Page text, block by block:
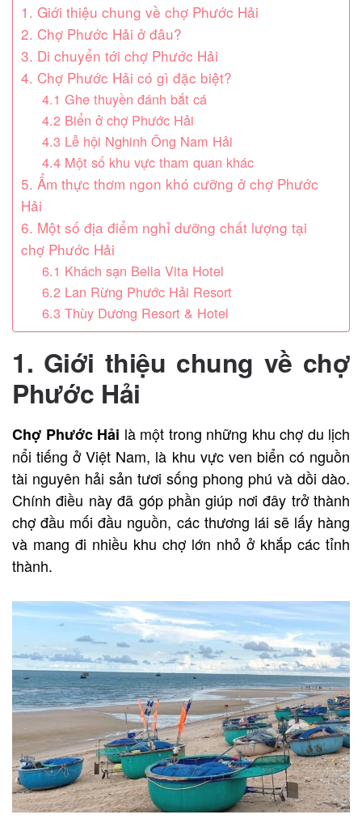
1. Giới thiệu chung về chợ Phước Hải
2. Chợ Phước Hải ở đâu?
3. Di chuyển tới chợ Phước Hải
4. Chợ Phước Hải có gì đặc biệt?
4.1 Ghe thuyền đánh bắt cá
4.2 Biển ở chợ Phước Hải
4.3 Lễ hội Nghinh Ông Nam Hải
4.4 Một số khu vực tham quan khác
5. Ẩm thực thơm ngon khó cưỡng ở chợ Phước
Hải
6. Một số địa điểm nghỉ dưỡng chất lượng tại
chợ Phước Hải
6.1 Khách sạn Bella Vita Hotel
6.2 Lan Rừng Phước Hải Resort
6.3 Thùy Dương Resort & Hotel
1. Giới thiệu chung về chợ
Phước Hải
Chợ Phước Hải là một trong những khu chợ du lịch
nổi tiếng ở Việt Nam, là khu vực ven biển có nguồn
tài nguyên hải sản tươi sống phong phú và dồi dào.
Chính điều này đã góp phần giúp nơi đây trở thành
chợ đầu mối đầu nguồn, các thương lái sẽ lấy hàng
và mang đi nhiều khu chợ lớn nhỏ ở khắp các tỉnh
thành.